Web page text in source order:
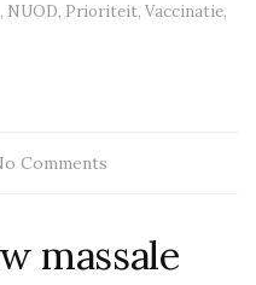
, NUOD, Prioriteit, Vaccinatie,
Comments
massale